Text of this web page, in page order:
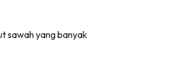
sawah yang banyak